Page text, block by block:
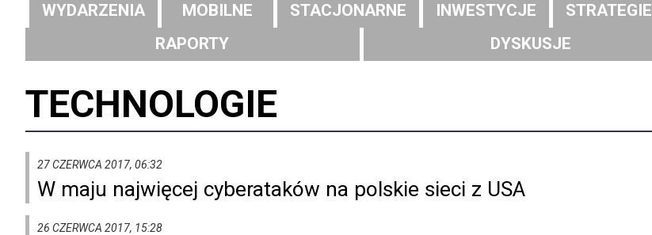
WYDARZENIA MOBILNE STACJONARNE INWESTYCJE STRATEGIE
RAPORTY
DYSKUSJE
TECHNOLOGIE
27 CZERWCA 2017, 06:32
W maju najwięcej cyberataków na polskie sieci z USA
26 CZERWCA 2017, 15:28